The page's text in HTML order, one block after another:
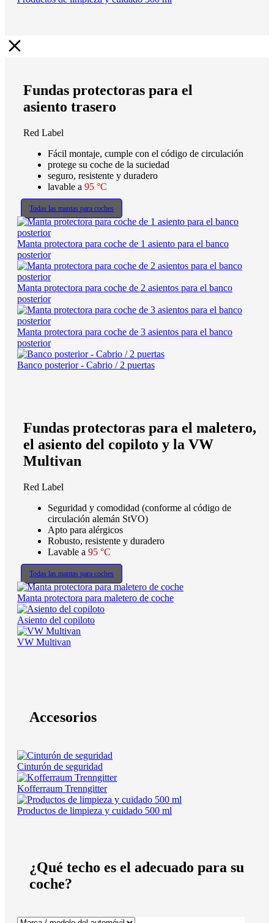
Fundas protectoras para el
asiento trasero
Red Label
Fácil montaje, cumple con el código de circulación
protege su coche de la suciedad
seguro, resistente y duradero
lavable a 95 °C
Todas las mantas para coches
Manta protectora para coche de 1 asiento para el banco
posterior
Manta protectora para coche de 2 asientos para el banco
posterior
Manta protectora para coche de 3 asientos para el banco
posterior
Banco posterior - Cabrio / 2 puertas
Fundas protectoras para el maletero,
el asiento del copiloto y la VW
Multivan
Red Label
Seguridad y comodidad (conforme al código de
circulación alemán StVO)
Apto para alérgicos
Robusto, resistente y duradero
Lavable a 95 °C
Todas las mantas para coches
Manta protectora para maletero de coche
Asiento del copiloto
VW Multivan
Accesorios
Cinturón de seguridad
Kofferraum Trenngitter
Productos de limpieza y cuidado 500 ml
¿Qué techo es el adecuado para su
coche?